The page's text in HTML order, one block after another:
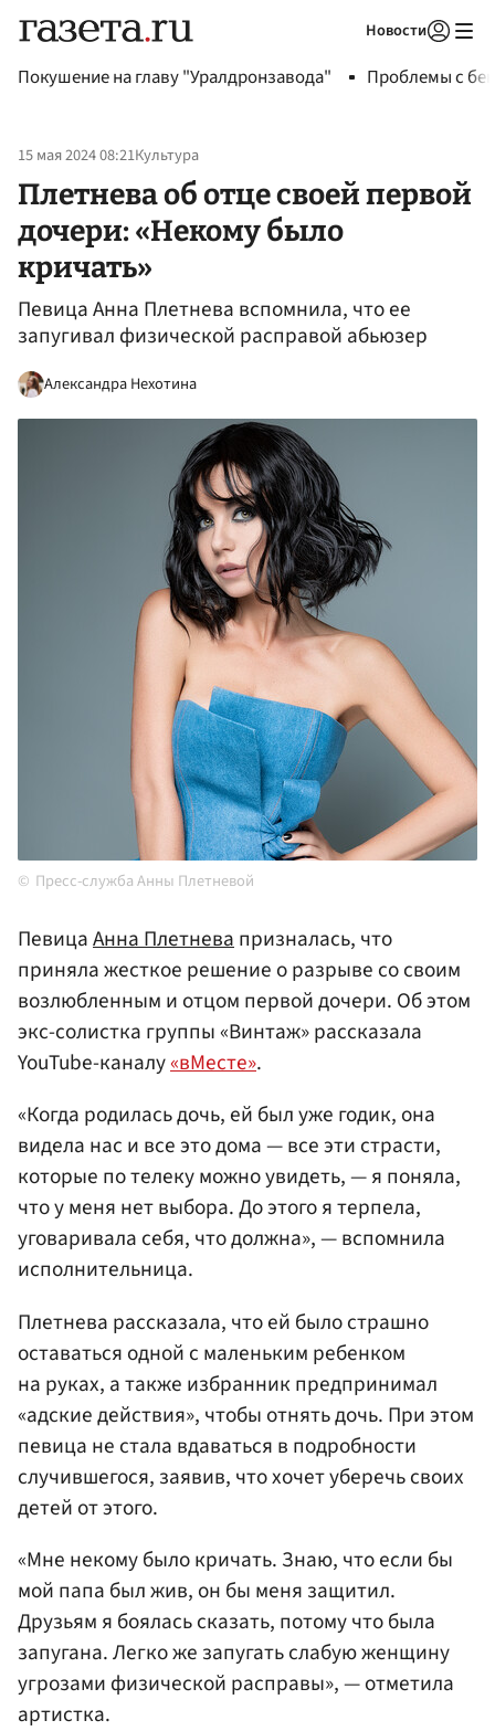
Новости
Покушение на главу "Уралдронзавода" Проблемы с
15 мая 2024 08:21Культура
Плетнева об отце своей первой
дочери: «Некому было
кричать»
Певица Анна Плетнева вспомнила, что ее
запугивал физической расправой абьюзер
Александра Нехотина
Пресс-служба Анны Плетневой
ПевицаАнна Плетневапризналась, что
приняла жесткое решение о разрыве со своим
возлюбленным и отцом первой дочери. Об этом
экс-солистка группы «Винтаж» рассказала
YouTube-каналу«вМесте».
«Когда родилась дочь, ей был уже годик, она
видела нас и все это дома — все эти страсти,
которые по телеку можно увидеть, — я поняла,
что у меня нет выбора. До этого я терпела,
уговаривала себя, что должна», — вспомнила
исполнительница.
Плетнева рассказала, что ей было страшно
оставаться одной с маленьким ребенком
на руках, а также избранник предпринимал
«адские действия», чтобы отнять дочь. При этом
певица не стала вдаваться в подробности
случившегося, заявив, что хочет уберечь своих
детей от этого.
«Мне некому было кричать. Знаю, что если бы
мой папа был жив, он бы меня защитил.
Друзьям я боялась сказать, потому что была
запугана. Легко же запугать слабую женщину
угрозами физической расправы», — отметила
артистка.